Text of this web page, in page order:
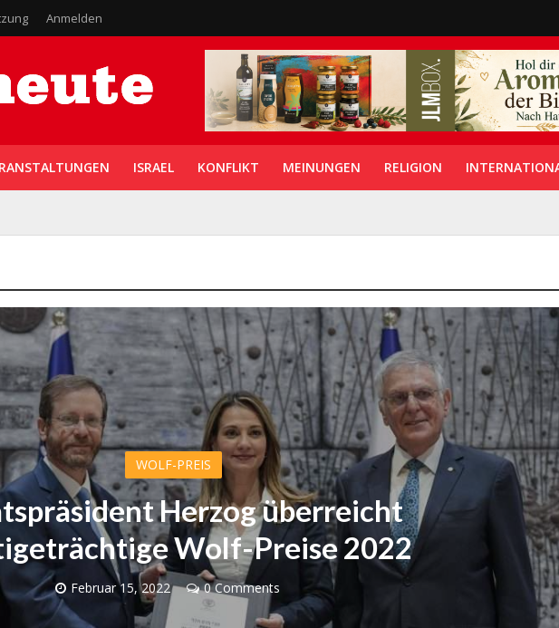
Anmelden
ISRAEL KONFLIKT MEINUNGEN RELIGION
WOLF-PREIS
Herzog überreicht
Wolf-Preise 2022
Februar 15, 2022 0 Comments